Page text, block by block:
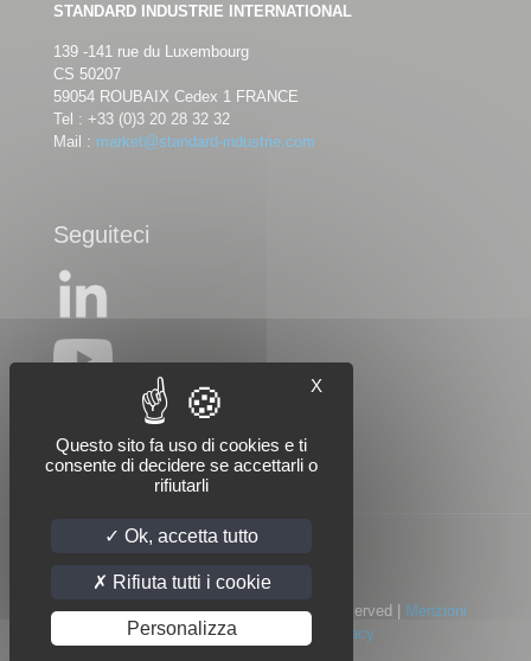
STANDARD INDUSTRIE INTERNATIONAL
139 -141 rue du Luxembourg
CS 50207
59054 ROUBAIX Cedex 1 FRANCE
Tel : +33 (0)3 20 28 32 32
Mail : market@standard-industrie.com
Seguiteci
© 2022 Standard Industrie | All Rights Reserved |
Menzioni
legali|Informativa sulla privacy
X
Questo sito fa uso di cookies e ti
consente di decidere se accettarli o
rifiutarli
Ok, accetta tutto
Rifiuta tutti i cookie
Personalizza